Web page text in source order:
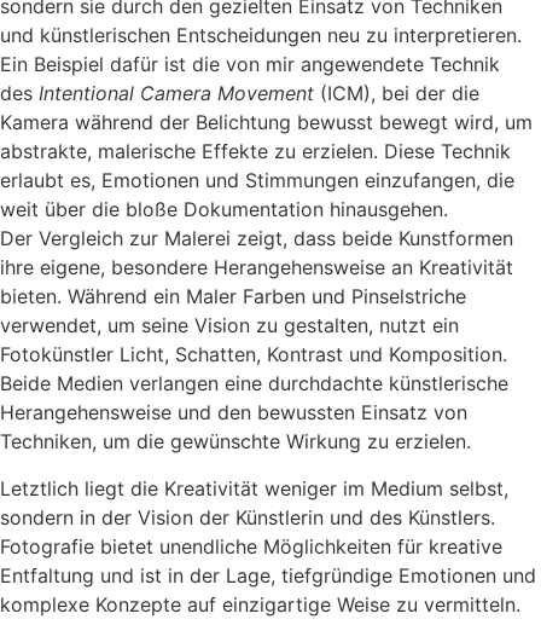
sondern sie durch den gezielten Einsatz von Techniken
und künstlerischen Entscheidungen neu zu interpretieren.
Ein Beispiel dafür ist die von mir angewendete Technik
des Intentional Camera Movement (ICM), bei der die
Kamera während der Belichtung bewusst bewegt wird, um
abstrakte, malerische Effekte zu erzielen. Diese Technik
erlaubt es, Emotionen und Stimmungen einzufangen, die
weit über die bloße Dokumentation hinausgehen.
Der Vergleich zur Malerei zeigt, dass beide Kunstformen
ihre eigene, besondere Herangehensweise an Kreativität
bieten. Während ein Maler Farben und Pinselstriche
verwendet, um seine Vision zu gestalten, nutzt ein
Fotokünstler Licht, Schatten, Kontrast und Komposition.
Beide Medien verlangen eine durchdachte künstlerische
Herangehensweise und den bewussten Einsatz von
Techniken, um die gewünschte Wirkung zu erzielen.
Letztlich liegt die Kreativität weniger im Medium selbst,
sondern in der Vision der Künstlerin und des Künstlers.
Fotografie bietet unendliche Möglichkeiten für kreative
Entfaltung und ist in der Lage, tiefgründige Emotionen und
komplexe Konzepte auf einzigartige Weise zu vermitteln.